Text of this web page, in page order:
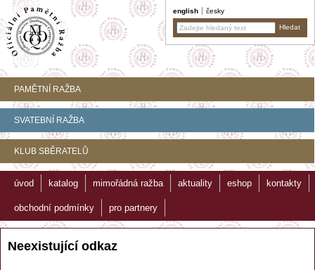
english česky
PAMĚTNÍ RAŽBA
SVATEBNÍ RAŽBA
KLUB SBĚRATELŮ
úvod katalog mimořádná ražba aktuality eshop kontakty
obchodní podmínky pro partnery
Neexistující odkaz